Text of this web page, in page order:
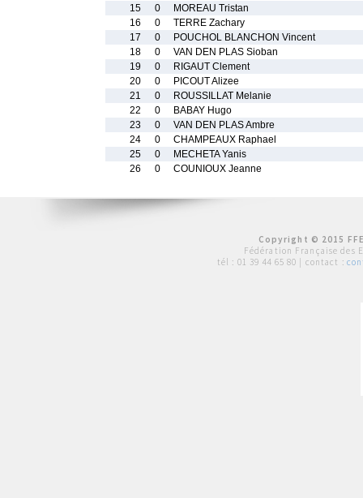
15
0
MOREAU Tristan
16
0
TERRE Zachary
17
0
POUCHOL BLANCHON Vincent
18
0
VAN DEN PLAS Sioban
19
0
RIGAUT Clement
20
0
PICOUT Alizee
21
0
ROUSSILLAT Melanie
22
0
BABAY Hugo
23
0
VAN DEN PLAS Ambre
24
0
CHAMPEAUX Raphael
25
0
MECHETA Yanis
26
0 COUNIOUX Jeanne
Copyright © 2015
Fédération Française des
tél : 01 39 44 65 80 | contact :